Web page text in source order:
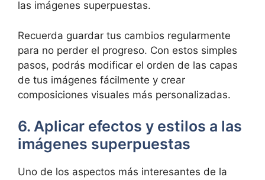
las imágenes superpuestas.
Recuerda guardar tus cambios regularmente
para no perder el progreso. Con estos simples
pasos, podrás modificar el orden de las capas
de tus imágenes fácilmente y crear
composiciones visuales más personalizadas.
6. Aplicar efectos y estilos a las
imágenes superpuestas
Uno de los aspectos más interesantes de la